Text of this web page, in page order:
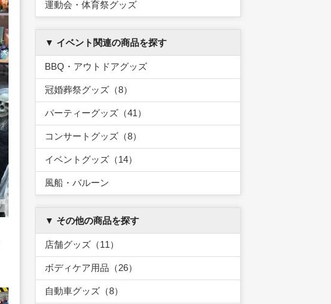
運動会・体育祭グッズ
▼ イベント関連の商品を探す
BBQ・アウトドアグッズ
冠婚葬祭グッズ（8）
パーティーグッズ（41）
コンサートグッズ（8）
イベントグッズ（14）
風船・バルーン
▼ その他の商品を探す
店舗グッズ（11）
ボディケア用品（26）
自動車グッズ（8）